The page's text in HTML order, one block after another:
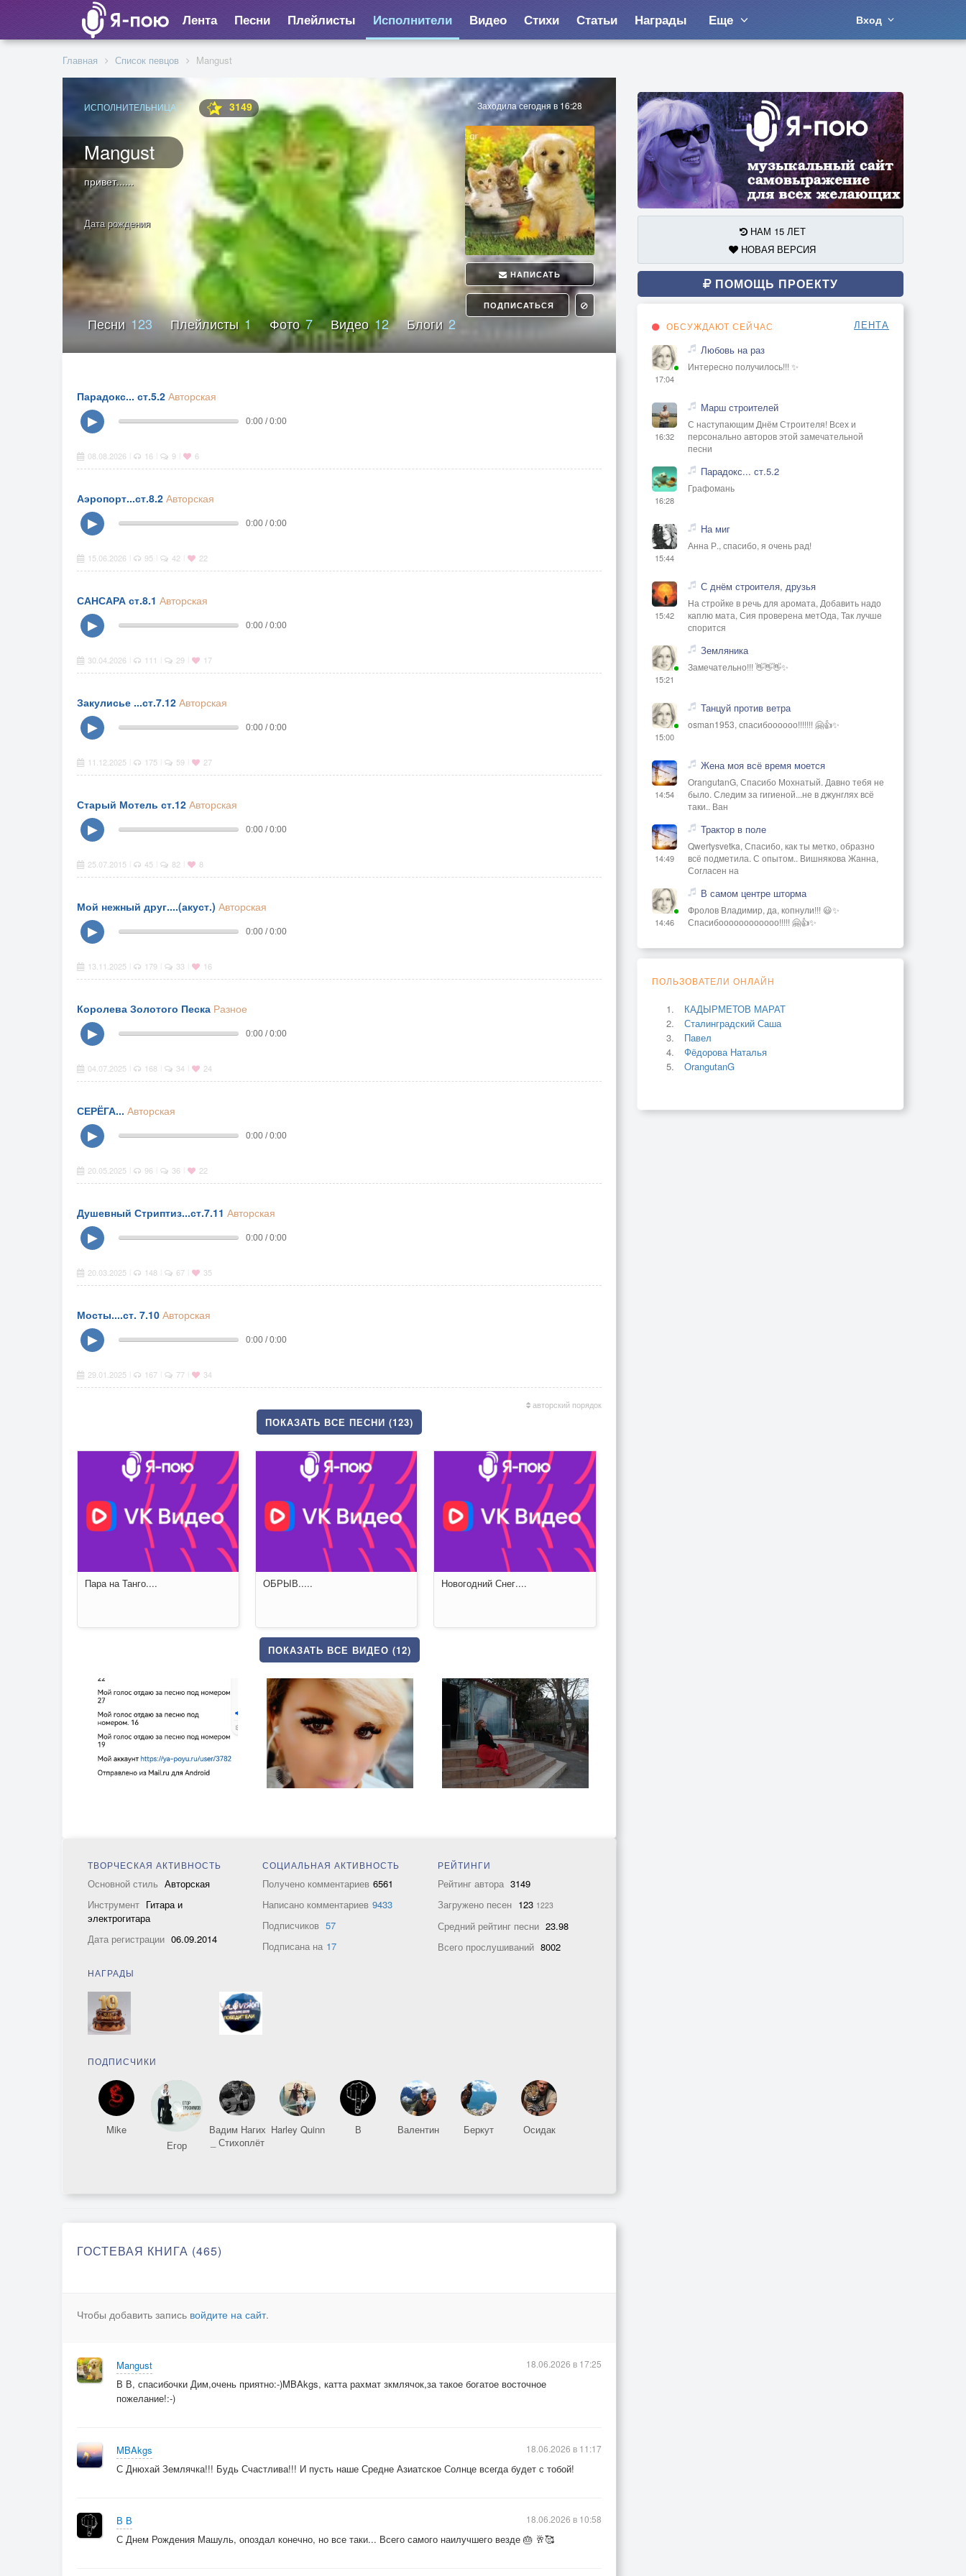
Лента Песни Плейлисты Исполнители Видео Стихи Статьи Награды Еще Вход
Главная Список певцов Mangust
ИСПОЛНИТЕЛЬНИЦА 3149
Mangust
Заходила сегодня в 16:28
НАПИСАТЬ
ПОДПИСАТЬСЯ
привет......
Дата рождения
Песни 123 Плейлисты 1 Фото7 Видео12 Блоги 2
Парадокс... ст.5.2 Авторская
▶
0:00 / 0:00
08.08.2026 16 9 6
Аэропорт...ст.8.2 Авторская
▶
0:00 / 0:00
15.06.2026 95 42 22
САНСАРА ст.8.1 Авторская
▶
0:00 / 0:00
30.04.2026 111 29 17
Закулисье ...ст.7.12 Авторская
▶
0:00 / 0:00
11.12.2025 175 59 27
Старый Мотель ст.12 Авторская
▶
0:00 / 0:00
25.07.2015 45 82 8
Мой нежный друг....(акуст.) Авторская
▶
0:00 / 0:00
13.11.2025 179 33 16
Королева Золотого Песка Разное
▶
0:00 / 0:00
04.07.2025 168 34 24
СЕРЁГА... Авторская
▶
0:00 / 0:00
20.05.2025 96 36 22
Душевный Стриптиз...ст.7.11 Авторская
▶
0:00 / 0:00
20.03.2025 148 67 35
Мосты....ст. 7.10 Авторская
▶
0:00 / 0:00
29.01.2025 167 77 34
авторский порядок
ПОКАЗАТЬ ВСЕ ПЕСНИ (123)
Пара на Танго.... ОБРЫВ..... Новогодний Снег....
ПОКАЗАТЬ ВСЕ ВИДЕО (12)
ТВОРЧЕСКАЯ АКТИВНОСТЬ
Основной стиль Авторская
Инструмент Гитара и
электрогитара
Дата регистрации 06.09.2014
СОЦИАЛЬНАЯ АКТИВНОСТЬ
Получено комментариев 6561
Написано комментариев 9433
Подписчиков 57
Подписана на 17
РЕЙТИНГИ
Рейтинг автора 3149
Загружено песен 123 1223
Средний рейтинг песни 23.98
Всего прослушиваний 8002
НАГРАДЫ
ПОДПИСЧИКИ
Mike
Егор
Вадим Нагих
_ Стихоплёт
Harley Quinn В Валентин Беркут Осидак
ГОСТЕВАЯ КНИГА (465)
Чтобы добавить запись войдите на сайт.
Mangust
В В, спасибочки Дим,очень приятно:-)MBAkgs, катта рахмат зкмлячок,за такое богатое восточное
пожелание!:-)
18.06.2026 в 17:25
MBAkgs
С Днюхай Землячка!!! Будь Счастлива!!! И пусть наше Средне Азиатское Солнце всегда будет с тобой!
18.06.2026 в 11:17
В В
С Днем Рождения Машуль, опоздал конечно, но все таки... Всего самого наилучшего везде 🎂 🥂🥰
18.06.2026 в 10:58
НАМ 15 ЛЕТ
НОВАЯ ВЕРСИЯ
ПОМОЩЬ ПРОЕКТУ
ОБСУЖДАЮТ СЕЙЧАС ЛЕНТА
17:04
Любовь на раз
Интересно получилось!!! ✨
16:32
Марш строителей
С наступающим Днём Строителя! Всех и
персонально авторов этой замечательной
песни
16:28
Парадокс... ст.5.2
Графомань
15:44
На миг
Анна Р., спасибо, я очень рад!
15:42
С днём строителя, друзья
На стройке в речь для аромата, Добавить надо
каплю мата, Сия проверена метОда, Так лучше
спорится
15:21
Земляника
Замечательно!!! 👋👋👋✨
15:00
Танцуй против ветра
osman1953, спасибоооооо!!!!!!! 🤗👍✨
14:54
Жена моя всё время моется
OrangutanG, Спасибо Мохнатый. Давно тебя не
было. Следим за гигиеной...не в джунглях всё
таки.. Ван
14:49
Трактор в поле
Qwertysvetka, Спасибо, как ты метко, образно
всё подметила. С опытом.. Вишнякова Жанна,
Согласен на
14:46
В самом центре шторма
Фролов Владимир, да, копнули!!! 😃✨
Спасибоооооооооооо!!!!! 🤗👍✨
ПОЛЬЗОВАТЕЛИ ОНЛАЙН
КАДЫРМЕТОВ МАРАТ
Сталинградский Саша
Павел
Фёдорова Наталья
OrangutanG